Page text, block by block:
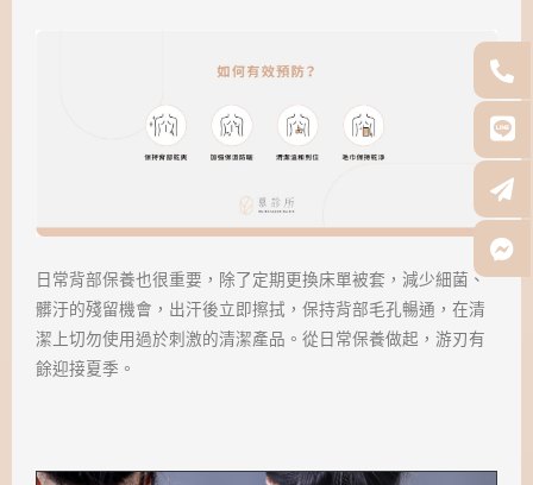
日常背部保養也很重要，除了定期更換床單被套，減少細菌、
髒汙的殘留機會，出汗後立即擦拭，保持背部毛孔暢通，在清
潔上切勿使用過於刺激的清潔產品。從日常保養做起，游刃有
餘迎接夏季。